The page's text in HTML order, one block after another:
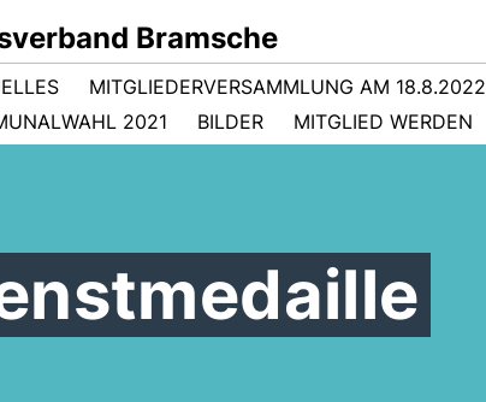
Bramsche
MITGLIEDERVERSAMMLUNG AM 18.8.2022
2021
BILDER MITGLIED WERDEN